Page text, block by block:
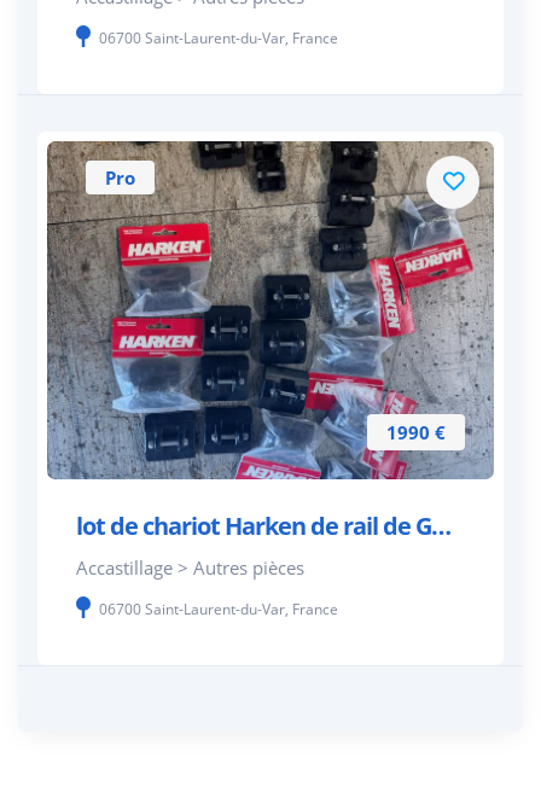
06700 Saint-Laurent-du-Var, France
1990 €
Pro
lot de chariot Harken de rail de GV system A 22mm
Accastillage > Autres pièces
06700 Saint-Laurent-du-Var, France